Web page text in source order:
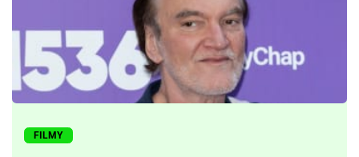
FILMY